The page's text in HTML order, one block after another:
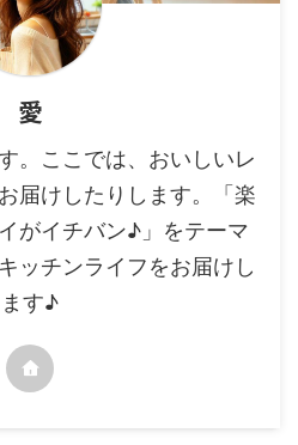
愛
。ここでは、おいしいレ
届けしたりします。「楽
がイチバン♪」をテーマ
ッチンライフをお届けし
ます♪